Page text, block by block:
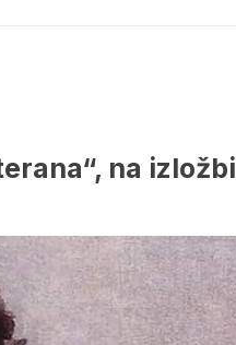
na izložbi